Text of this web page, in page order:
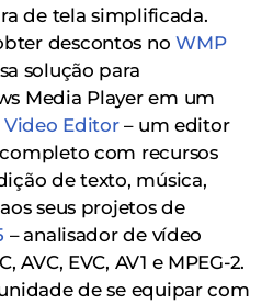
de tela simplificada.
descontos noWMP
solução para
Media Player em um
Video Editor– um editor
com recursos
de texto, música,
seus projetos de
– analisador de vídeo
AVC, EVC, AV1 e MPEG-2.
de se equipar com